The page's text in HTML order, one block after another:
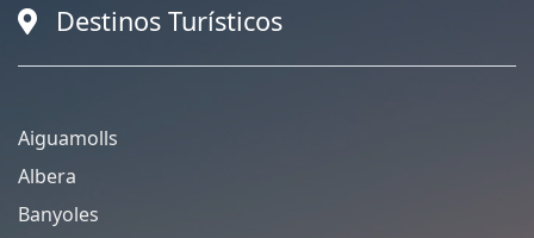
Destinos Turísticos
Aiguamolls
Albera
Banyoles